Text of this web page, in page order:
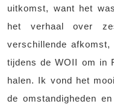
uitkomst, want het
het verhaal over
verschillende
tijdens de WOII om in
halen. Ik vond het
de omstandigheden